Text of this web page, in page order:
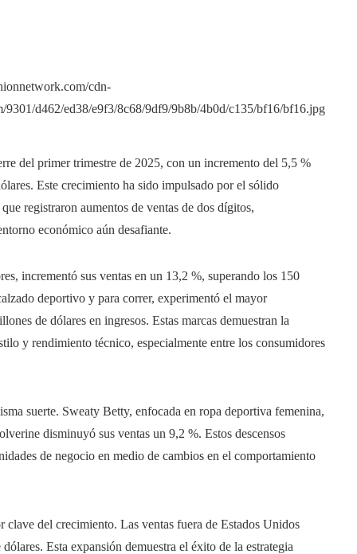
del primer trimestre de 2025, con un incremento del 5,5 %
Este crecimiento ha sido impulsado por el sólido
registraron aumentos de ventas de dos dígitos,
económico aún desafiante.
incrementó sus ventas en un 13,2 %, superando los 150
deportivo y para correr, experimentó el mayor
de dólares en ingresos. Estas marcas demuestran la
y rendimiento técnico, especialmente entre los consumidores
suerte. Sweaty Betty, enfocada en ropa deportiva femenina,
disminuyó sus ventas un 9,2 %. Estos descensos
de negocio en medio de cambios en el comportamiento
del crecimiento. Las ventas fuera de Estados Unidos
Esta expansión demuestra el éxito de la estrategia